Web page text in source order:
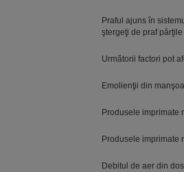
Praful ajuns în
ştergeţi de praf
Următorii factori pot
Emolienţii din
Produsele imprimate
Produsele imprimate
Debitul de aer din